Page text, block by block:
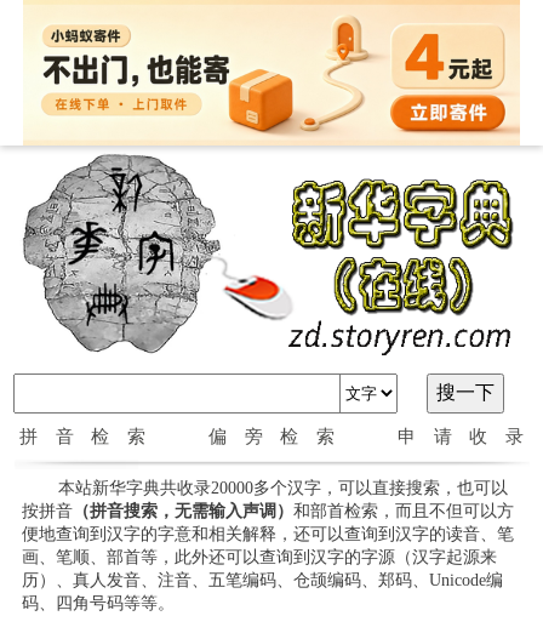
拼音检索 偏旁检索 申请收录
本站新华字典共收录20000多个汉字，可以直接搜索，也可以
按拼音（拼音搜索，无需输入声调） 和部首检索，而且不但可以方
便地查询到汉字的字意和相关解释，还可以查询到汉字的读音、笔
画、笔顺、部首等，此外还可以查询到汉字的字源（汉字起源来
历）、真人发音、注音、五笔编码、仓颉编码、郑码、Unicode编
码、四角号码等等。